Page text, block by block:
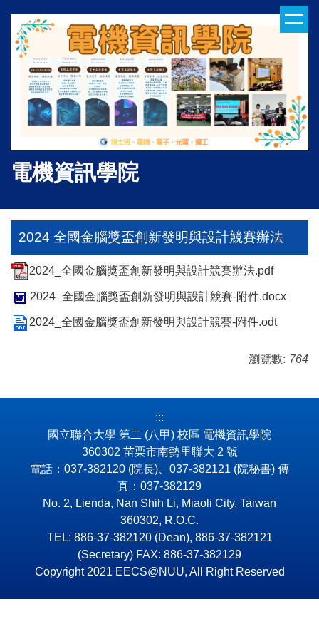
主
電機資訊學院
2024 全國金腦獎盃創新發明與設計競賽辦法
2024_全國金腦獎盃創新發明與設計競賽辦法.pdf
2024_全國金腦獎盃創新發明與設計競賽-附件.docx
2024_全國金腦獎盃創新發明與設計競賽-附件.odt
瀏覽數: 764
:::
國立聯合大學 第二 (八甲) 校區 電機資訊學院
360302 苗栗市南勢里聯大 2 號
電話：037-382120 (院長)、037-382121 (院秘書) 傳
真：037-382129
No. 2, Lienda, Nan Shih Li, Miaoli City, Taiwan
360302, R.O.C.
TEL: 886-37-382120 (Dean), 886-37-382121
(Secretary) FAX: 886-37-382129
Copyright 2021 EECS@NUU, All Right Reserved